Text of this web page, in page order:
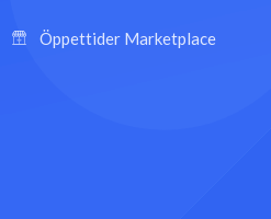
Öppettider Marketplace